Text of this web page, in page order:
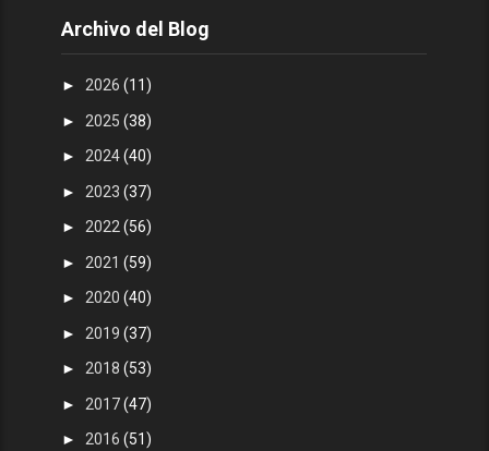
Archivo del Blog
► 2026(11)
► 2025(38)
► 2024(40)
► 2023(37)
► 2022(56)
► 2021(59)
► 2020(40)
► 2019(37)
► 2018(53)
► 2017(47)
► 2016(51)